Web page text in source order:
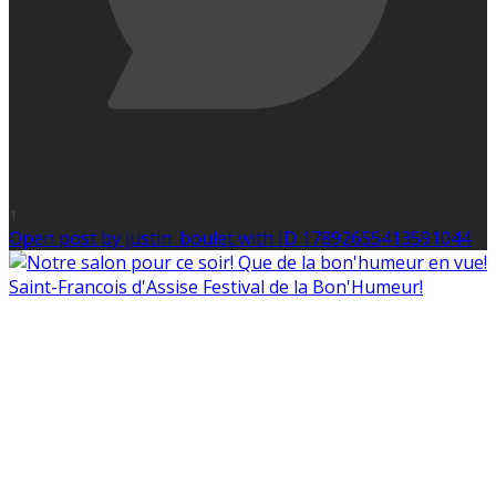
1
Open post by justin_boulet with ID 17892655413591044